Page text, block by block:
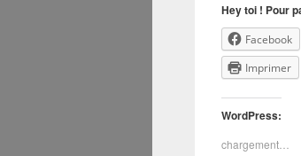
Hey toi ! Pour
Facebook
Imprimer
WordPress:
chargement…